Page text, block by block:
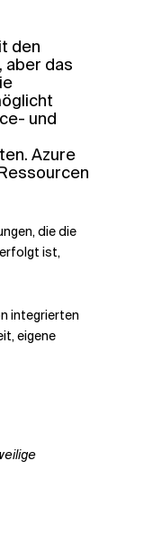
den
aber das
und
Azure
die die
erfolgt ist,
integrierten
eigene